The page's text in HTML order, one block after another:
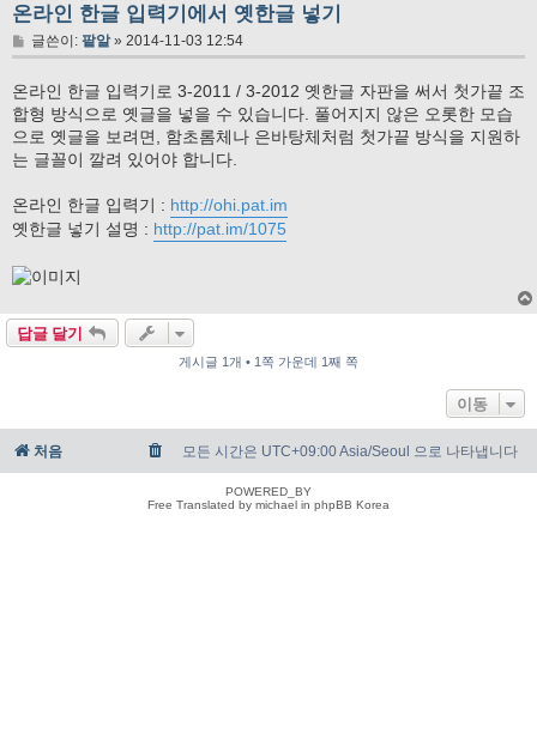
온라인 한글 입력기에서 옛한글 넣기
글
글쓴이: 팥알» 2014-11-03 12:54
온라인 한글 입력기로 3-2011 / 3-2012 옛한글 자판을 써서 첫가끝 조
합형 방식으로 옛글을 넣을 수 있습니다. 풀어지지 않은 오롯한 모습
으로 옛글을 보려면, 함초롬체나 은바탕체처럼 첫가끝 방식을 지원하
는 글꼴이 깔려 있어야 합니다.
온라인 한글 입력기 : http://ohi.pat.im
옛한글 넣기 설명 : http://pat.im/1075
답글 달기
게시글 1개 • 1쪽 가운데 1째 쪽
이동
처음 모든 시간은 UTC+09:00 Asia/Seoul 으로 나타냅니다
POWERED_BY
Free Translated by michael in phpBB Korea